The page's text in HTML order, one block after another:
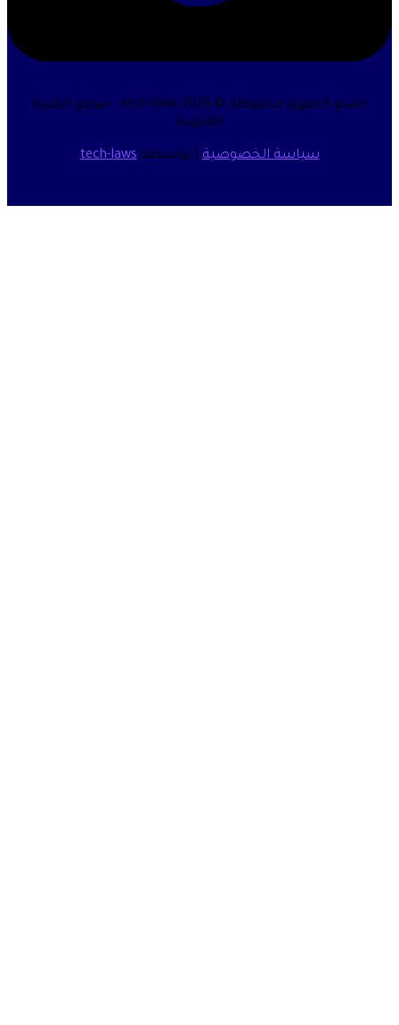
جميع الحقوق محفوظة © 2026 tech-laws - موقع التقنية
سياسة الخصوصية| بواسطةtech-laws